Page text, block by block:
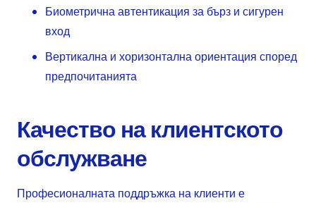
Биометрична автентикация за бърз и сигурен
вход
Вертикална и хоризонтална ориентация според
предпочитанията
Качество на клиентското
обслужване
Професионалната поддръжка на клиенти е